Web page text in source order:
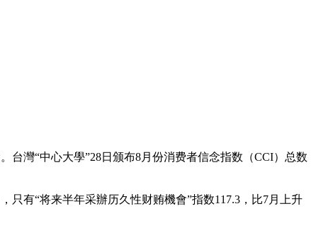
台灣“中心大學”28日颁布8月份消费者信念指数（CCI）总数
只有“将来半年采辦历久性财贿機會”指数117.3，比7月上升